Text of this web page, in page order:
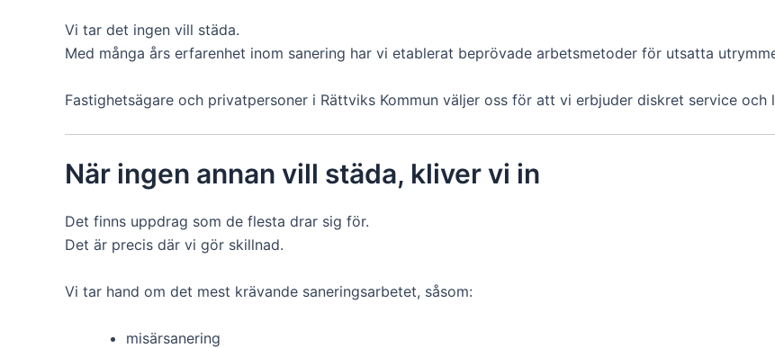
Vi tar det ingen vill städa.
Med många års erfarenhet inom sanering har vi etablerat beprövade arbetsmetoder för utsatta
Fastighetsägare och privatpersoner i Rättviks Kommun väljer oss för att vi erbjuder diskret service
När ingen annan vill städa, kliver vi in
Det finns uppdrag som de flesta drar sig för.
Det är precis där vi gör skillnad.
Vi tar hand om det mest krävande saneringsarbetet, såsom:
misärsanering